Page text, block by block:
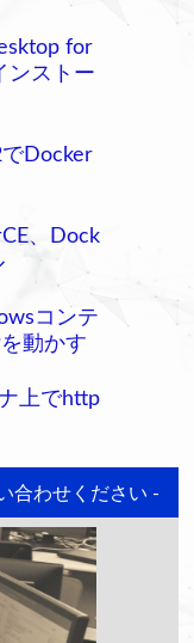
for
ンストー
Docker
、Dock
コンテ
動かす
上でhttp
合わせください -